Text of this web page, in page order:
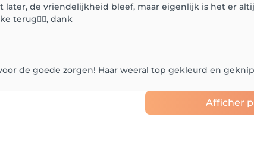
later, de vriendelijkheid bleef, maar eigenlijk is het er
terug👍🏼, dank
de goede zorgen! Haar weeral top gekleurd en
Afficher